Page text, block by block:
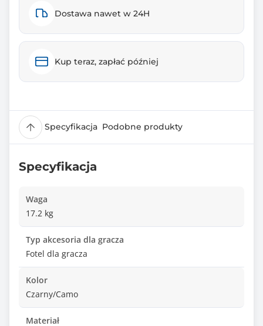
Dostawa nawet w 24H
Kup teraz, zapłać później
Specyfikacja Podobne produkty
Specyfikacja
Waga
17.2 kg
Typ akcesoria dla gracza
Fotel dla gracza
Kolor
Czarny/Camo
Materiał